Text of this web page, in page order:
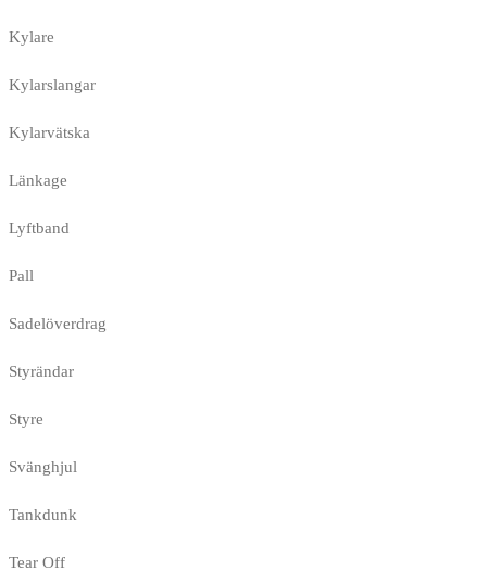
Kylare
Kylarslangar
Kylarvätska
Länkage
Lyftband
Pall
Sadelöverdrag
Styrändar
Styre
Svänghjul
Tankdunk
Tear Off